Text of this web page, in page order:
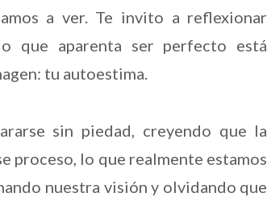
a ver. Te invito a reflexionar
que aparenta ser perfecto está
tu autoestima.
sin piedad, creyendo que la
proceso, lo que realmente estamos
nuestra visión y olvidando que